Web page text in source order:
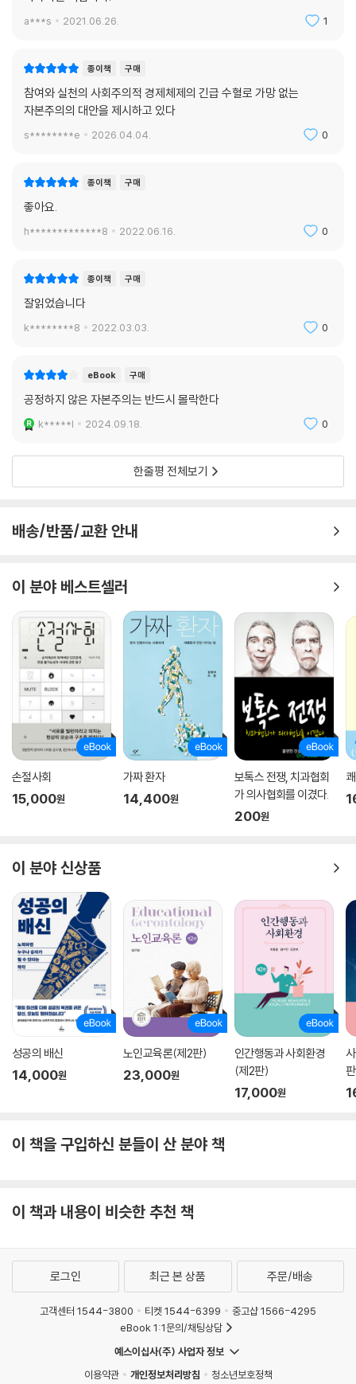
이외에도 피케티는 자본으로부터 언론이 독립성을 유지하는 방법, 코로나
이후 산더미처럼 불어난 국가부채 문제, 인종갈등과 난민문제에 매몰되지
않은 새로운 모습의 세계주의의 필요성을 언급하며 이에 대한 실제적인 방
법을 제시한다. 또한 과거 각종 관세 철폐를 통해 자유무역만을 지향하는
지 않은 세계 각국의 행태에 대해서도 매섭게 비난한다. 또한 사회 양극화
의 근본 원인인 조세불평등이나 거대 기업의 조세회피와 같은 세태에는 쉽
게 체념하면서 이민자들과 난민에게만 화살을 돌리는 행태의 부당함을 지
늘날 한국 사회가 직면한 여러 복잡하고 다양한 문제들이 결코 한국에만
해당되는 고질적인 것이 아님을 알 수 있음은 물론, 이러한 문제들을 바라
보는 새로운 시각, 또한 해결 방법에 대한 영감도 찾을 수 있다. 피케티는
결국 자신이 이 책에 담고 싶은 것은 우리 정치 사회의 문제들에 대한 해결
한 사회적 토의와 그것을 바탕으로 한 합의가 이루어졌을 때, 비로소 세계
사회는 한걸음 더 진보할 수 있으리라는 것이다. 이러한 관점에서 볼 때 피
케티가 주장한 시급한 요구는 다름 아닌 이 시대 우리 모두의 정치사회, 경
제적 현안에 대한 시민들의 적극적인 관심이다.
a***s 2021.06.26. 1
종이책 구매
참여와 실천의 사회주의적 경제체제의 긴급 수혈로 가망 없는
자본주의의 대안을 제시하고 있다
s********e 2026.04.04. 0
종이책 구매
좋아요.
h*************8 2022.06.16. 0
종이책 구매
잘읽었습니다
k********8 2022.03.03. 0
eBook 구매
공정하지 않은 자본주의는 반드시 몰락한다
k*****l 2024.09.18. 0
한줄평 전체보기
배송/반품/교환 안내
이 분야 베스트셀러
손절사회
15,000원
가짜 환자
14,400원
보톡스 전쟁, 치과협회
가 의사협회를 이겼다.
200원
이 분야 신상품
성공의 배신
14,000원
노인교육론(제2판)
23,000원
인간행동과 사회환경
(제2판)
17,000원
이 책을 구입하신 분들이 산 분야 책
이 책과 내용이 비슷한 추천 책
로그인 최근 본 상품 주문/배송
고객센터 1544-3800 티켓 1544-6399
중고샵 1566-4295
eBook 1:1문의/채팅상담
예스이십사(주) 사업자 정보
이용약관
개인정보처리방침 청소년보호정책